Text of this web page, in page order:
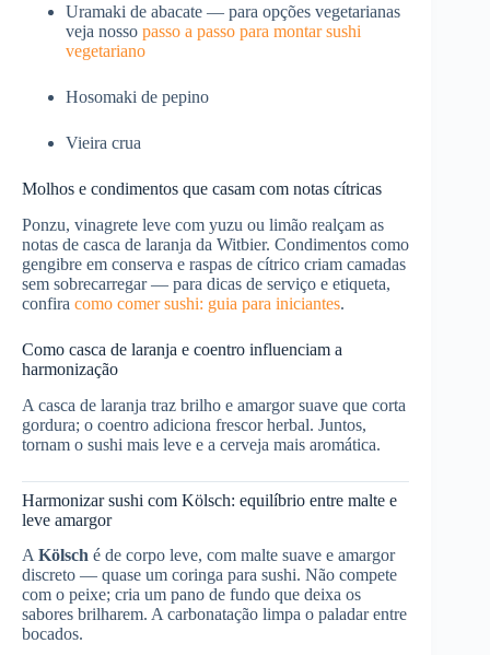
Uramaki de abacate — para opções vegetarianas
veja nosso passo a passo para montar sushi
vegetariano
Hosomaki de pepino
Vieira crua
Molhos e condimentos que casam com notas cítricas
Ponzu, vinagrete leve com yuzu ou limão realçam as
notas de casca de laranja da Witbier. Condimentos como
gengibre em conserva e raspas de cítrico criam camadas
sem sobrecarregar — para dicas de serviço e etiqueta,
confira como comer sushi: guia para iniciantes.
Como casca de laranja e coentro influenciam a
harmonização
A casca de laranja traz brilho e amargor suave que corta
gordura; o coentro adiciona frescor herbal. Juntos,
tornam o sushi mais leve e a cerveja mais aromática.
Harmonizar sushi com Kölsch: equilíbrio entre malte e
leve amargor
A Kölsch é de corpo leve, com malte suave e amargor
discreto — quase um coringa para sushi. Não compete
com o peixe; cria um pano de fundo que deixa os
sabores brilharem. A carbonatação limpa o paladar entre
bocados.